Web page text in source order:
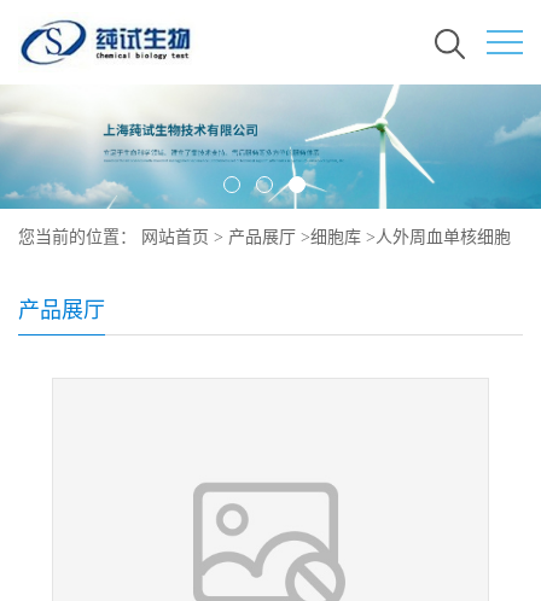
您当前的位置： 网站首页 > 产品展厅 >细胞库 >人外周血单核细胞
产品展厅